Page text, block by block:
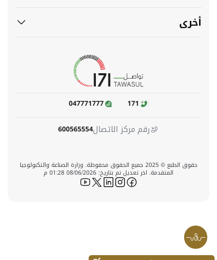
أخرى
171
047771777
رقم مركز الاتصال600565554
حقوق الطبع © 2025 جميع الحقوق محفوظة. وزارة الصناعة والتكنولوجيا
المتقدمة. اخر تعديل تم بتاريخ: 08/06/2026 01:28 م
icon-facebook
icon-instagram
icon-linkedin
icon-twitter
icon-youtube